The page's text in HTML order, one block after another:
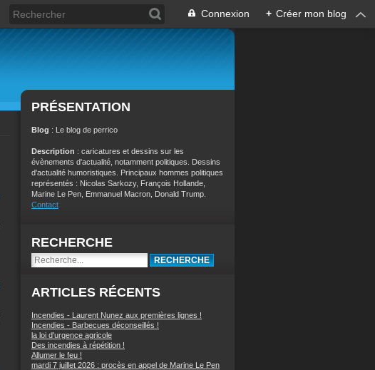
Connexion + Créer mon blog
PRÉSENTATION
Blog : Le blog de perrico
Description : caricatures et dessins sur les
évènements d'actualité, notamment politiques. Dessins
d'actualité humoristiques. Principaux hommes politiques
représentés : Nicolas Sarkozy, François Hollande,
Marine Le Pen, Emmanuel Macron, Donald Trump.
Contact
RECHERCHE
ARTICLES RÉCENTS
Incendies - Laurent Nunez aux premières lignes !
Incendies - Barbecues déconseillés !
la loi d'urgence agricole
Des incendies à répétition !
Allumer le feu !
mardi 7 juillet 2026 : procès en appel de Marine Le Pen